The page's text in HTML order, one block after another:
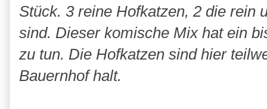
Stück. 3 reine Hofkatzen, 2 die rein
sind. Dieser komische Mix hat ein
zu tun. Die Hofkatzen sind hier
Bauernhof halt.